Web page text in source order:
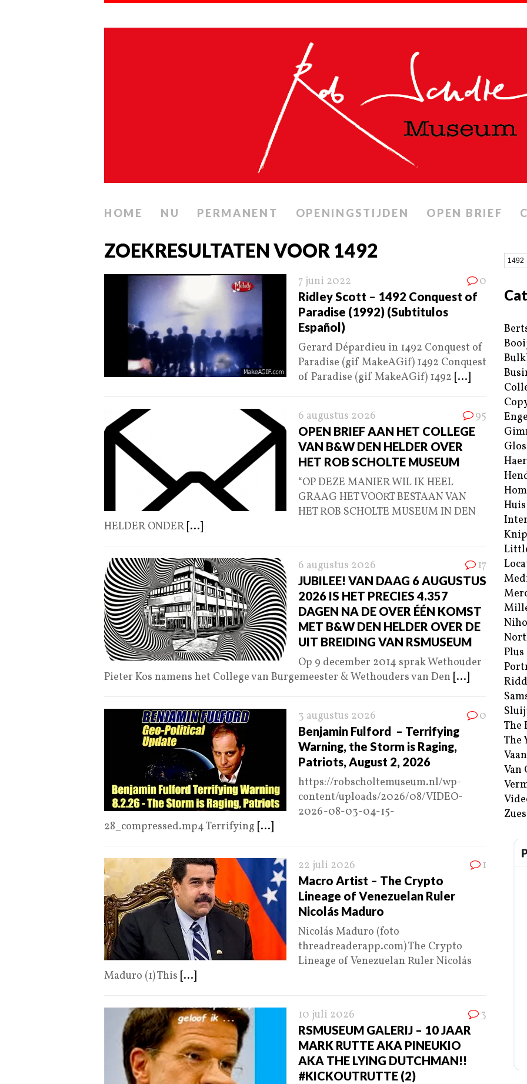
HOME NU PERMANENT OPENINGSTIJDEN OPEN BRIEF
ZOEKRESULTATEN VOOR 1492
7 juni 2022 0
Ridley Scott – 1492 Conquest of
Paradise (1992) (Subtitulos
Español)
Gerard Dépardieu in 1492 Conquest of
Paradise (gif MakeAGif) 1492 Conquest
of Paradise (gif MakeAGif) 1492 [...]
6 augustus 2026 95
OPEN BRIEF AAN HET COLLEGE
VAN B&W DEN HELDER OVER
HET ROB SCHOLTE MUSEUM
“OP DEZE MANIER WIL IK HEEL
GRAAG HET VOORT BESTAAN VAN
HET ROB SCHOLTE MUSEUM IN DEN
HELDER ONDER [...]
6 augustus 2026 17
JUBILEE! VAN DAAG 6 AUGUSTUS
2026 IS HET PRECIES 4.357
DAGEN NA DE OVER ÉÉN KOMST
MET B&W DEN HELDER OVER DE
UIT BREIDING VAN RSMUSEUM
Op 9 december 2014 sprak Wethouder
Pieter Kos namens het College van Burgemeester & Wethouders van Den [...]
3 augustus 2026 0
Benjamin Fulford – Terrifying
Warning, the Storm is Raging,
Patriots, August 2, 2026
https://robscholtemuseum.nl/wp-
content/uploads/2026/08/VIDEO-
2026-08-03-04-15-
28_compressed.mp4 Terrifying [...]
22 juli 2026 1
Macro Artist – The Crypto
Lineage of Venezuelan Ruler
Nicolás Maduro
Nicolás Maduro (foto
threadreaderapp.com) The Crypto
Lineage of Venezuelan Ruler Nicolás
Maduro (1) This [...]
10 juli 2026 3
RSMUSEUM GALERIJ – 10 JAAR
MARK RUTTE AKA PINEUKIO
AKA THE LYING DUTCHMAN!!
#KICKOUTRUTTE (2)
Plus
The
The
Van